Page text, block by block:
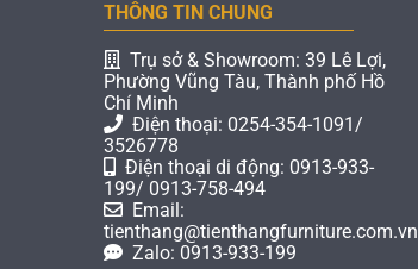
THÔNG TIN CHUNG
Trụ sở & Showroom: 39 Lê Lợi,
Phường Vũng Tàu, Thành phố Hồ
Chí Minh
Điện thoại: 0254-354-1091/
3526778
Điện thoại di động: 0913-933-
199/ 0913-758-494
Email:
tienthang@tienthangfurniture.com.vn
Zalo: 0913-933-199